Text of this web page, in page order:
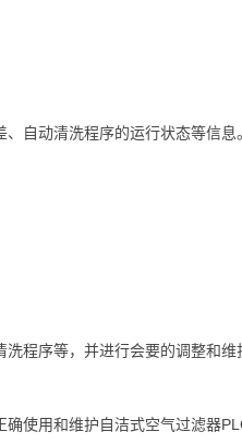
自动清洗程序的运行状态等信息。
程序等，并进行会要的调整和维
使用和维护自洁式空气过滤器